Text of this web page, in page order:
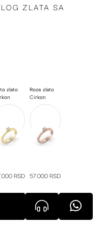
ZLATA SA
zlato
RSD
Roze zlato
Cirkon
57.000 RSD